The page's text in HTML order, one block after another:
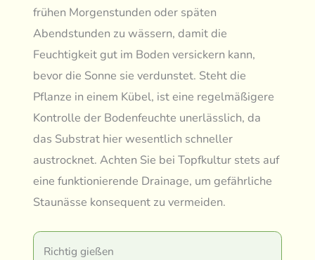
frühen Morgenstunden oder späten
Abendstunden zu wässern, damit die
Feuchtigkeit gut im Boden versickern kann,
bevor die Sonne sie verdunstet. Steht die
Pflanze in einem Kübel, ist eine regelmäßigere
Kontrolle der Bodenfeuchte unerlässlich, da
das Substrat hier wesentlich schneller
austrocknet. Achten Sie bei Topfkultur stets auf
eine funktionierende Drainage, um gefährliche
Staunässe konsequent zu vermeiden.
Richtig gießen